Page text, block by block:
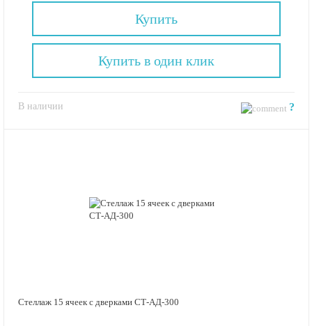
Купить
В наличии ?
Купить в один клик
Стеллаж 15 ячеек с дверками СТ-АД-300